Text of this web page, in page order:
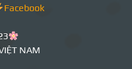
Facebook
NAM